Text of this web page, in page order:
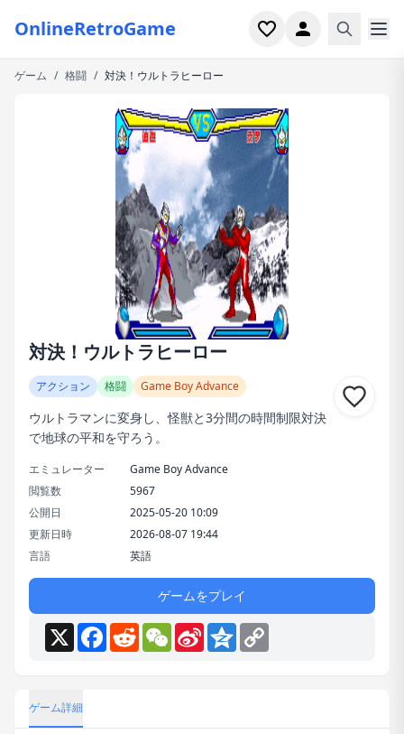
OnlineRetroGame
ホーム
シミュレーション
ゲーム特集
最近プレイ
ゲーム / 格闘 / 対決！ウルトラヒーロー
対決！ウルトラヒーロー
アクション 格闘 Game Boy Advance
ウルトラマンに変身し、怪獣と3分間の時間制限対決
で地球の平和を守ろう。
エミュレーター
Game Boy Advance
閲覧数
5967
公開日
2025-05-20 10:09
更新日時
2026-08-07 19:44
言語
英語
ゲームをプレイ
X Facebook
RedditWeChat
Sina
Weibo
Qzone
ゲーム詳細